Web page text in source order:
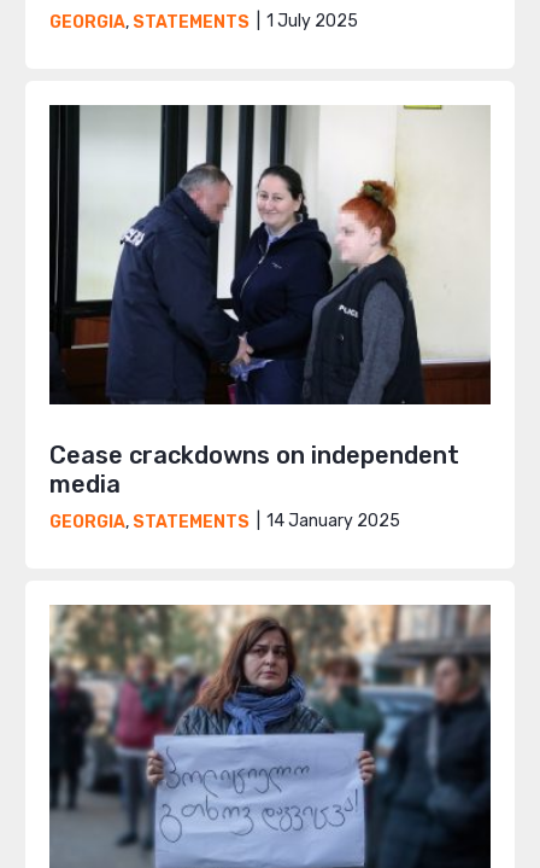
GEORGIA, STATEMENTS 1 July 2025
Cease crackdowns on independent
media
GEORGIA, STATEMENTS 14 January 2025